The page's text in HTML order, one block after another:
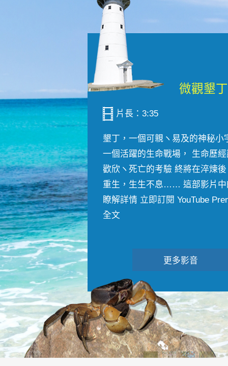
片長：3:35
墾丁，一個可親ヽ易及的神秘小
一個活躍的生命戰場， 生命歷
歡欣ヽ死亡的考驗 終將在淬煉
重生，生生不息…… 這部影片中
瞭解詳情 立即訂閱 YouTube
全文
更多影音